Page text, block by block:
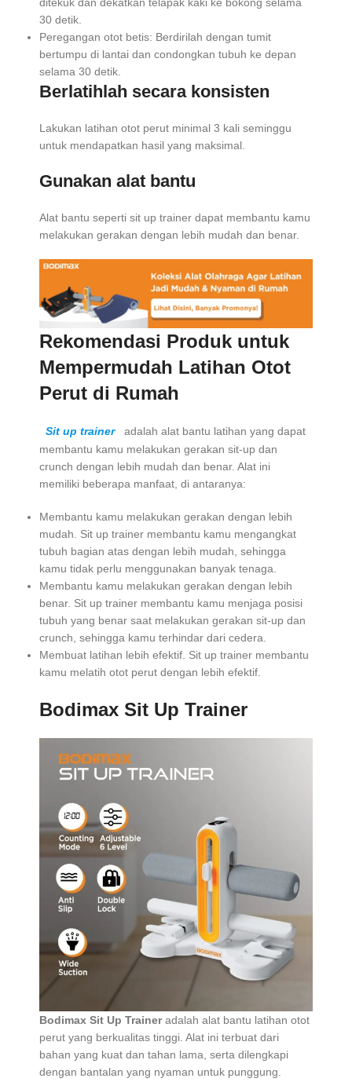
30 detik.
Peregangan otot betis: Berdirilah dengan tumit
bertumpu di lantai dan condongkan tubuh ke depan
selama 30 detik.
Berlatihlah secara konsisten
Lakukan latihan otot perut minimal 3 kali seminggu
untuk mendapatkan hasil yang maksimal.
Gunakan alat bantu
Alat bantu seperti sit up trainer dapat membantu kamu
melakukan gerakan dengan lebih mudah dan benar.
Rekomendasi Produk untuk
Mempermudah Latihan Otot
Perut di Rumah
Sit up trainer
adalah alat bantu latihan yang dapat
membantu kamu melakukan gerakan sit-up dan
crunch dengan lebih mudah dan benar. Alat ini
memiliki beberapa manfaat, di antaranya:
Membantu kamu melakukan gerakan dengan lebih
mudah. Sit up trainer membantu kamu mengangkat
tubuh bagian atas dengan lebih mudah, sehingga
kamu tidak perlu menggunakan banyak tenaga.
Membantu kamu melakukan gerakan dengan lebih
benar. Sit up trainer membantu kamu menjaga posisi
tubuh yang benar saat melakukan gerakan sit-up dan
crunch, sehingga kamu terhindar dari cedera.
Membuat latihan lebih efektif. Sit up trainer membantu
kamu melatih otot perut dengan lebih efektif.
Bodimax Sit Up Trainer
Bodimax Sit Up Traineradalah alat bantu latihan otot
perut yang berkualitas tinggi. Alat ini terbuat dari
bahan yang kuat dan tahan lama, serta dilengkapi
dengan bantalan yang nyaman untuk punggung.